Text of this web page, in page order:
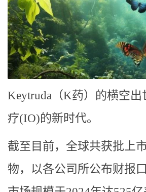
Keytruda（K药）的横空
疗(IO)的新时代。
截至目前，全球共获批上
物，以各公司所公布财报